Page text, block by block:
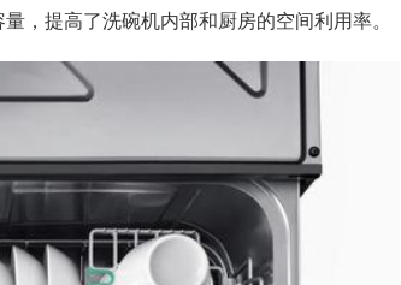
，提高了洗碗机内部和厨房的空间利用率。